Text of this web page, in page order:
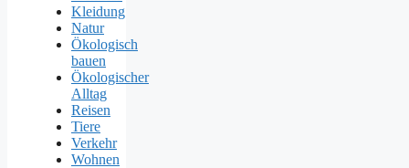
Kleidung
Natur
Ökologisch
bauen
Ökologischer
Alltag
Reisen
Tiere
Verkehr
Wohnen